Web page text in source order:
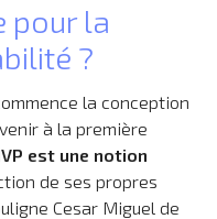
pour la
?
la conception
à la première
est une notion
de ses propres
Cesar Miguel de